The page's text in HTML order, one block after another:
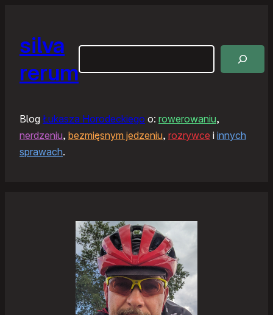
silva
rerum
Blog Łukasza Horodeckiego o: rowerowaniu,
nerdzeniu, bezmięsnym jedzeniu, rozrywce i innych
sprawach.